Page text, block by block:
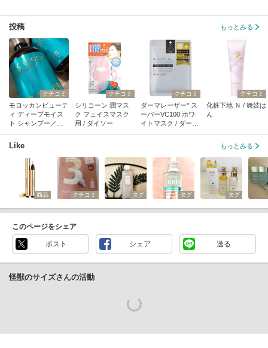
投稿 もっとみる
クチコミ
モロッカンビューテ
ィ ディープモイス
ト シャンプー／ヘ
ボトルワークス
クチコミ
シリコーン 潤マス
ク フェイスマスク
用 / ダイソー
クチコミ
ダーマレーザー* ス
ーパーVC100 ホワ
イトマスク / ダーマ
クチコミ
化粧下地 Ｎ / 舞妓は
ん
Like もっとみる
商品 クチコミ タグ タグ タグ
このページをシェア
ポスト シェア 送る
怪獣のサイズさんの活動